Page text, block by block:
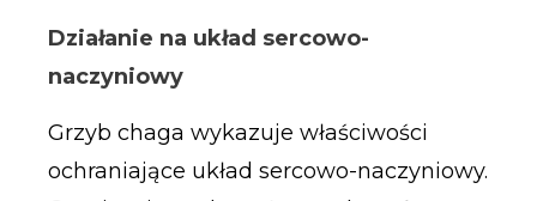
Działanie na układ sercowo-
naczyniowy
Grzyb chaga wykazuje właściwości
ochraniające układ sercowo-naczyniowy.